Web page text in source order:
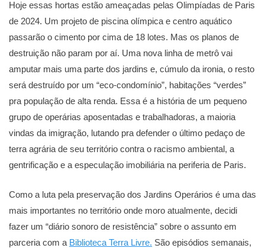
Hoje essas hortas estão ameaçadas pelas Olimpíadas de Paris
de 2024. Um projeto de piscina olímpica e centro aquático
passarão o cimento por cima de 18 lotes. Mas os planos de
destruição não param por aí. Uma nova linha de metrô vai
amputar mais uma parte dos jardins e, cúmulo da ironia, o resto
será destruído por um “eco-condomínio”, habitações “verdes”
pra população de alta renda. Essa é a história de um pequeno
grupo de operárias aposentadas e trabalhadoras, a maioria
vindas da imigração, lutando pra defender o último pedaço de
terra agrária de seu território contra o racismo ambiental, a
gentrificação e a especulação imobiliária na periferia de Paris.
Como a luta pela preservação dos Jardins Operários é uma das
mais importantes no território onde moro atualmente, decidi
fazer um “diário sonoro de resistência” sobre o assunto em
parceria com a Biblioteca Terra Livre. São episódios semanais,